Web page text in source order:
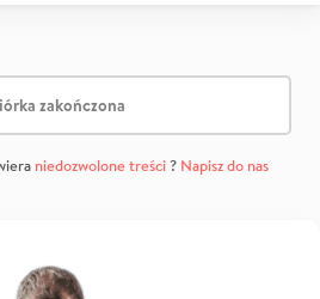
zakończona
niedozwolone treści? Napisz do nas